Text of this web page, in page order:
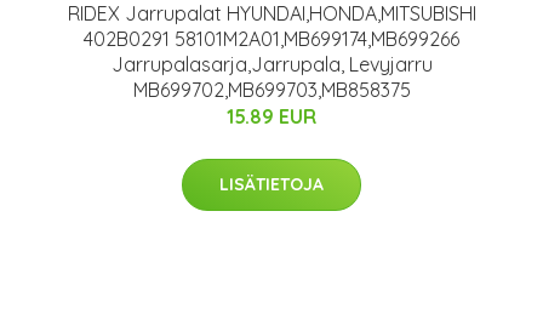
RIDEX Jarrupalat HYUNDAI,HONDA,MITSUBISHI
402B0291 58101M2A01,MB699174,MB699266
Jarrupalasarja,Jarrupala, Levyjarru
MB699702,MB699703,MB858375
15.89 EUR
LISÄTIETOJA